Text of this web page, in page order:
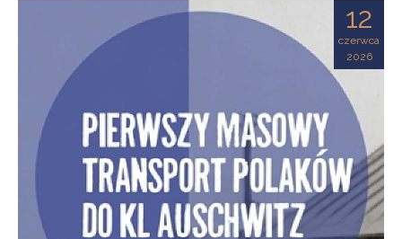
12
czerwca
2026